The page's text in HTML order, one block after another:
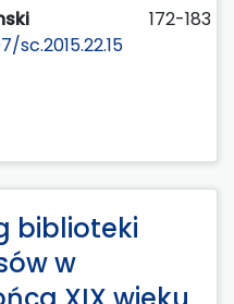
172-183
sc.2015.22.15
biblioteki
w